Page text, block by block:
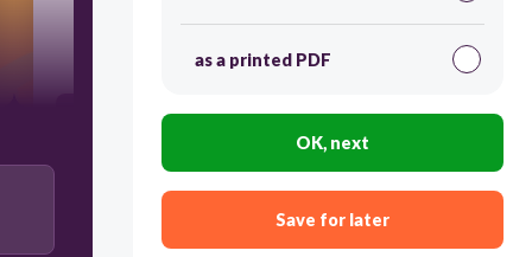
30
C. RSM
as a printed PDF
OK, next
Save for later